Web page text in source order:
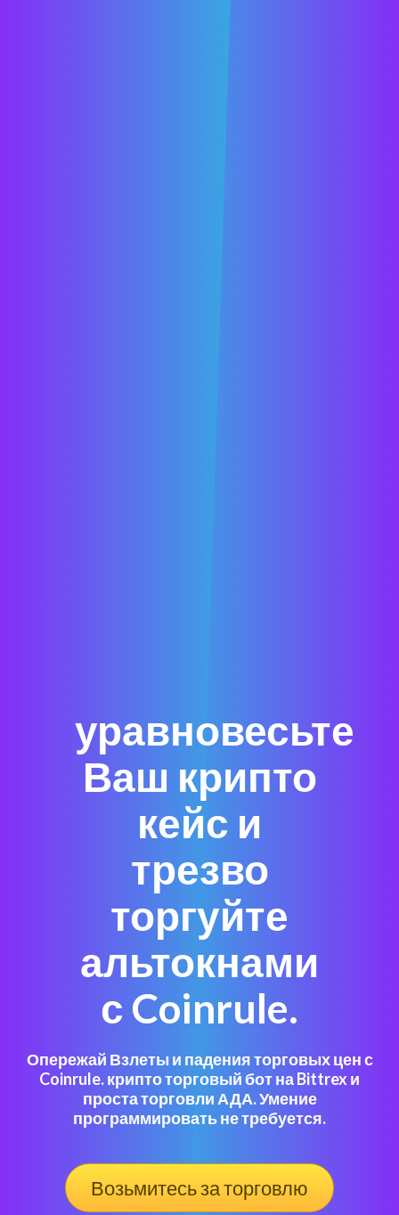
уравновесьте
Ваш крипто
кейс и
трезво
торгуйте
альтокнами
с Coinrule.
Опережай Взлеты и падения торговых цен с
Coinrule. крипто торговый бот на Bittrex и
проста торговли АДА. Умение
программировать не требуется.
Возьмитесь за торговлю